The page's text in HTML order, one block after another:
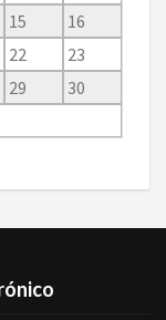
15
16
22
23
29
30